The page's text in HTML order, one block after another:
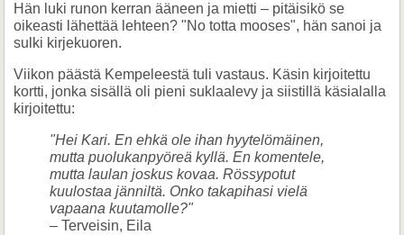
Hän luki runon kerran ääneen ja mietti – pitäisikö se
oikeasti lähettää lehteen? "No totta mooses", hän sanoi ja
sulki kirjekuoren.
Viikon päästä Kempeleestä tuli vastaus. Käsin kirjoitettu
kortti, jonka sisällä oli pieni suklaalevy ja siistillä käsialalla
kirjoitettu:
"Hei Kari. En ehkä ole ihan hyytelömäinen,
mutta puolukanpyöreä kyllä. En komentele,
mutta laulan joskus kovaa. Rössypotut
kuulostaa jänniltä. Onko takapihasi vielä
vapaana kuutamolle?"
– Terveisin, Eila